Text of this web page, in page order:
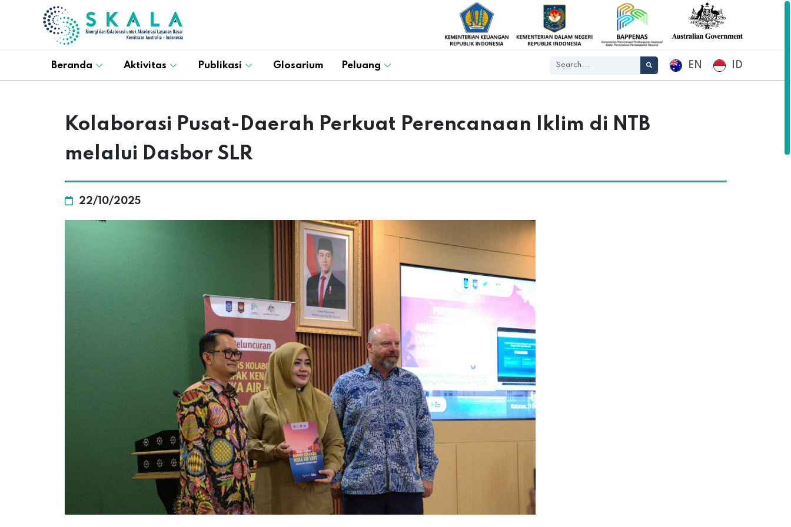
Beranda Aktivitas Publikasi Glosarium Peluang EN ID
Kolaborasi Pusat-Daerah Perkuat Perencanaan Iklim di NTB
melalui Dasbor SLR
22/10/2025